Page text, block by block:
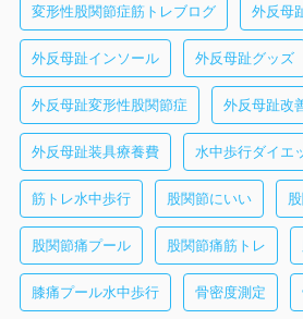
変形性股関節症筋トレブログ 外反母
外反母趾インソール 外反母趾グッズ
外反母趾変形性股関節症 外反母趾改
外反母趾装具療養費 水中歩行ダイエ
筋トレ水中歩行 股関節にいい
股関節痛プール 股関節痛筋トレ
膝痛プール水中歩行 骨密度測定